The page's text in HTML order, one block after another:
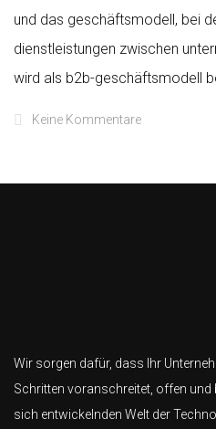
und das geschäftsmodell, bei
dienstleistungen zwischen
wird als b2b-geschäftsmodell
Keine Kommentare
Wir sorgen dafür, dass Ihr
Schritten voranschreitet, offen und
sich entwickelnden Welt der